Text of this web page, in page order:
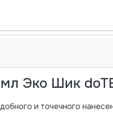
Эко Шик
и точечного